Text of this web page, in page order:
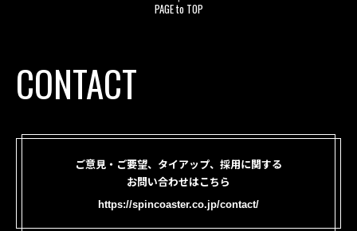
PAGE to TOP
CONTACT
ご意見・ご要望、タイアップ、採用に関する
お問い合わせはこちら
https://spincoaster.co.jp/contact/